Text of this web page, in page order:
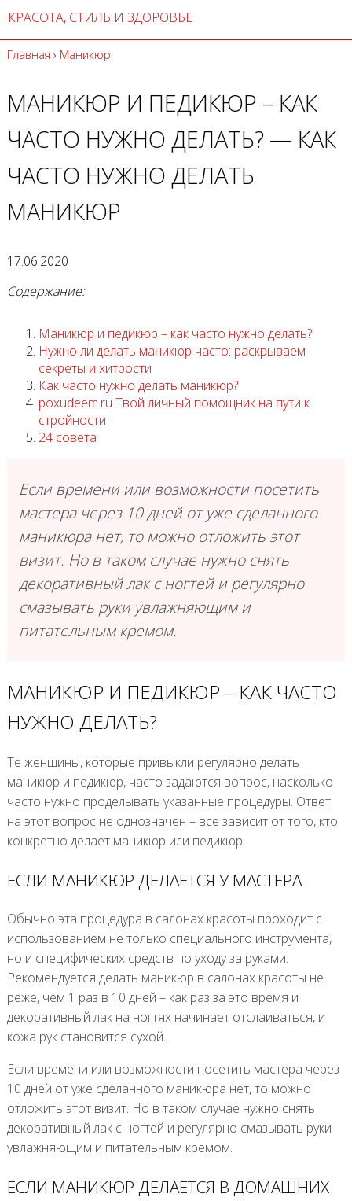
КРАСОТА, СТИЛЬ И ЗДОРОВЬЕ
Главная › Маникюр
МАНИКЮР И ПЕДИКЮР – КАК
ЧАСТО НУЖНО ДЕЛАТЬ? — КАК
ЧАСТО НУЖНО ДЕЛАТЬ
МАНИКЮР
17.06.2020
Содержание:
Маникюр и педикюр – как часто нужно делать?
Нужно ли делать маникюр часто: раскрываем
секреты и хитрости
Как часто нужно делать маникюр?
poxudeem.ru Твой личный помощник на пути к
стройности
24 совета
Если времени или возможности посетить
мастера через 10 дней от уже сделанного
маникюра нет, то можно отложить этот
визит. Но в таком случае нужно снять
декоративный лак с ногтей и регулярно
смазывать руки увлажняющим и
питательным кремом.
МАНИКЮР И ПЕДИКЮР – КАК ЧАСТО
НУЖНО ДЕЛАТЬ?
Те женщины, которые привыкли регулярно делать
маникюр и педикюр, часто задаются вопрос, насколько
часто нужно проделывать указанные процедуры. Ответ
на этот вопрос не однозначен – все зависит от того, кто
конкретно делает маникюр или педикюр.
ЕСЛИ МАНИКЮР ДЕЛАЕТСЯ У МАСТЕРА
Обычно эта процедура в салонах красоты проходит с
использованием не только специального инструмента,
но и специфических средств по уходу за руками.
Рекомендуется делать маникюр в салонах красоты не
реже, чем 1 раз в 10 дней – как раз за это время и
декоративный лак на ногтях начинает отслаиваться, и
кожа рук становится сухой.
Если времени или возможности посетить мастера через
10 дней от уже сделанного маникюра нет, то можно
отложить этот визит. Но в таком случае нужно снять
декоративный лак с ногтей и регулярно смазывать руки
увлажняющим и питательным кремом.
ЕСЛИ МАНИКЮР ДЕЛАЕТСЯ В ДОМАШНИХ